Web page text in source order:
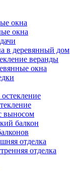
окна
окна
в деревянный дом
веранды
окна
выносом
балкон
отделка
отделка